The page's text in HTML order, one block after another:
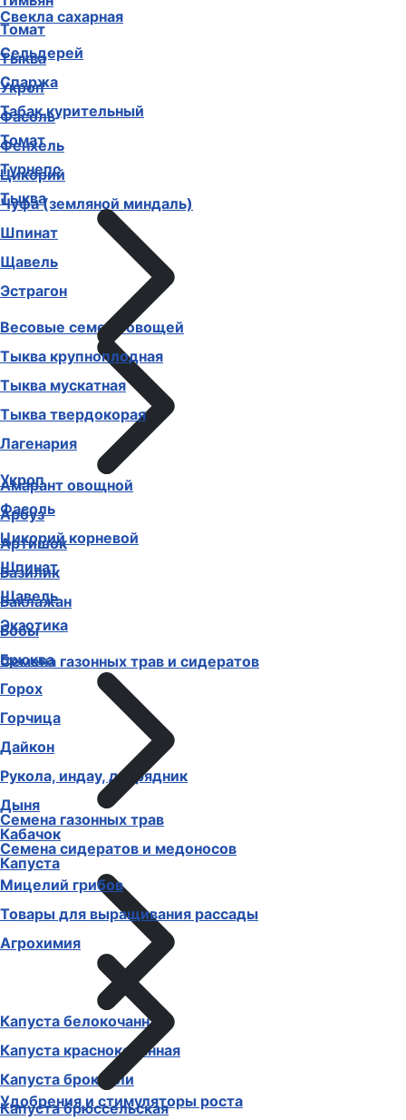
Томат
Тыква
Укроп
Фасоль
Фенхель
Цикорий
Чуфа (земляной миндаль)
Шпинат
Щавель
Эстрагон
Весовые семена овощей
Амарант овощной
Арбуз
Артишок
Базилик
Баклажан
Бобы
Брюква
Горох
Горчица
Дайкон
Рукола, индау, двурядник
Дыня
Кабачок
Капуста
Капуста белокочанная
Капуста краснокочанная
Капуста брокколи
Капуста брюссельская
Свекла сахарная
Сельдерей
Спаржа
Табак курительный
Томат
Турнепс
Тыква
Тыква крупноплодная
Тыква мускатная
Тыква твердокорая
Лагенария
Укроп
Фасоль
Цикорий корневой
Шпинат
Щавель
Экзотика
Семена газонных трав и сидератов
Семена газонных трав
Семена сидератов и медоносов
Мицелий грибов
Товары для выращивания рассады
Агрохимия
Удобрения и стимуляторы роста